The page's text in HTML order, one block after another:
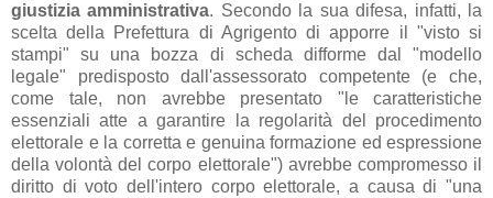
giustizia amministrativa. Secondo la sua difesa, infatti, la
scelta della Prefettura di Agrigento di apporre il "visto si
stampi" su una bozza di scheda difforme dal "modello
legale" predisposto dall'assessorato competente (e che,
come tale, non avrebbe presentato "le caratteristiche
essenziali atte a garantire la regolarità del procedimento
elettorale e la corretta e genuina formazione ed espressione
della volontà del corpo elettorale") avrebbe compromesso il
diritto di voto dell'intero corpo elettorale, a causa di "una